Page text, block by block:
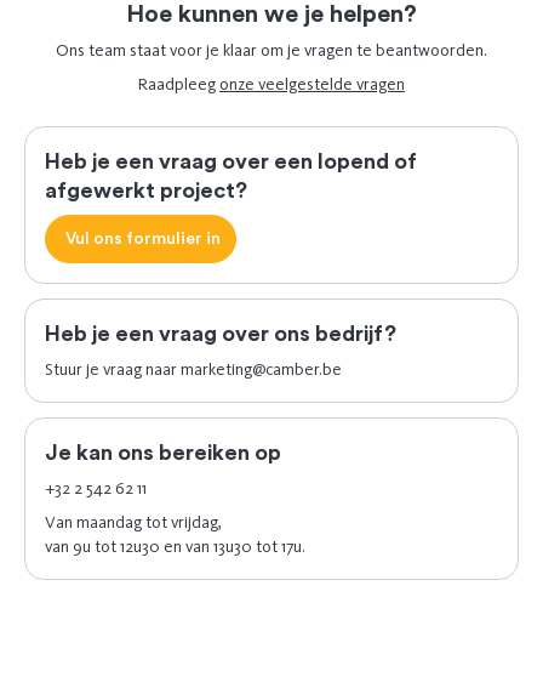
Hoe kunnen we je helpen?
Ons team staat voor je klaar om je vragen te beantwoorden.
Raadpleegonze veelgestelde vragen
Heb je een vraag over een lopend of
afgewerkt project?
Vul ons formulier in
Heb je een vraag over ons bedrijf?
Stuur je vraag naarmarketing@camber.be
Je kan ons bereiken op
+32 2 542 62 11
Van maandag tot vrijdag,
van 9u tot 12u30 en van 13u30 tot 17u.